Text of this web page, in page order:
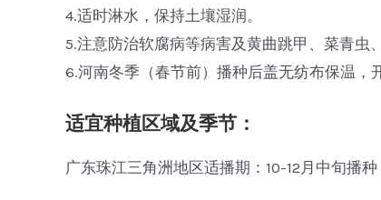
4.适时淋水，保持土壤湿润。
5.注意防治软腐病等病害及黄曲跳甲、菜青虫
6.河南冬季（春节前）播种后盖无纺布保温，
适宜种植区域及季节：
广东珠江三角洲地区适播期：10-12月中旬播